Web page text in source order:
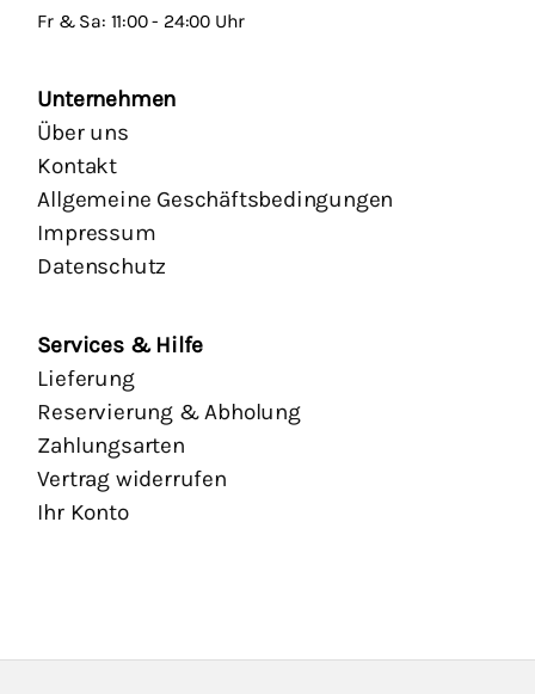
Fr & Sa: 11:00 - 24:00 Uhr
Unternehmen
Über uns
Kontakt
Allgemeine Geschäftsbedingungen
Impressum
Datenschutz
Services & Hilfe
Lieferung
Reservierung & Abholung
Zahlungsarten
Vertrag widerrufen
Ihr Konto